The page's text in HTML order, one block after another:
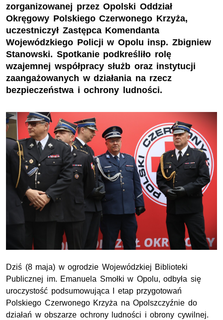
zorganizowanej przez Opolski Oddział
Okręgowy Polskiego Czerwonego Krzyża,
uczestniczył Zastępca Komendanta
Wojewódzkiego Policji w Opolu insp. Zbigniew
Stanowski. Spotkanie podkreśliło rolę
wzajemnej współpracy służb oraz instytucji
zaangażowanych w działania na rzecz
bezpieczeństwa i ochrony ludności.
Dziś (8 maja) w ogrodzie Wojewódzkiej Biblioteki
Publicznej im. Emanuela Smołki w Opolu, odbyła się
uroczystość podsumowująca I etap przygotowań
Polskiego Czerwonego Krzyża na Opolszczyźnie do
działań w obszarze ochrony ludności i obrony cywilnej.